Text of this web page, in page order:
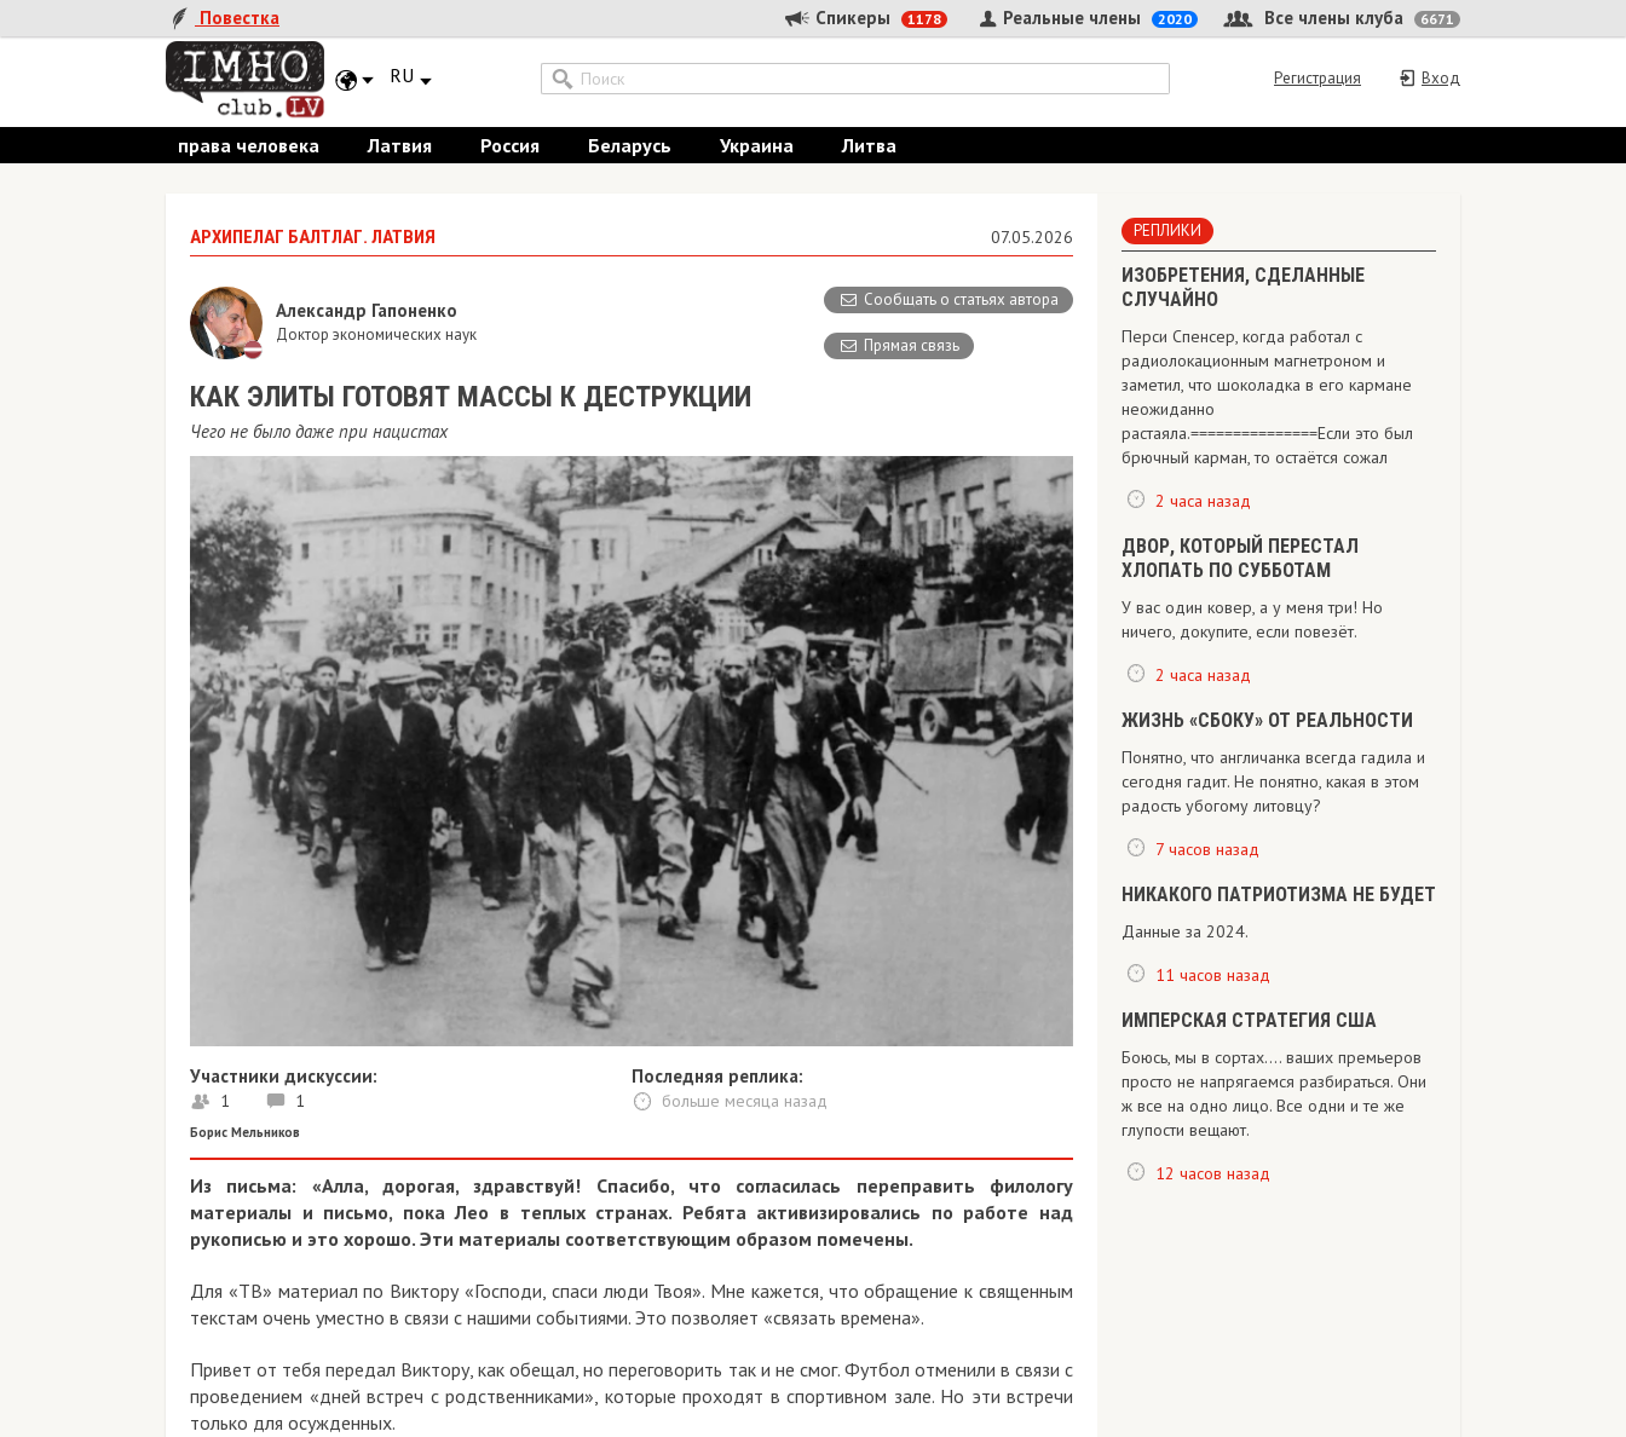
Повестка Спикеры 1178 Все члены клуба 6671
Реальные члены 2020
RU Вход
Регистрация
права человека Латвия Россия Беларусь Украина Литва
АРХИПЕЛАГ БАЛТЛАГ. ЛАТВИЯ 07.05.2026
Сообщать о статьях автора
Прямая связь
Александр Гапоненко
Доктор экономических наук
КАК ЭЛИТЫ ГОТОВЯТ МАССЫ К ДЕСТРУКЦИИ
Чего не было даже при нацистах
Участники дискуссии:
1 1
Последняя реплика:
больше месяца назад
Борис Мельников
Из письма: «Алла, дорогая, здравствуй! Спасибо, что согласилась переправить филологу
материалы и письмо, пока Лео в теплых странах. Ребята активизировались по работе над
рукописью и это хорошо. Эти материалы соответствующим образом помечены.
Для «ТВ» материал по Виктору «Господи, спаси люди Твоя». Мне кажется, что обращение к священным
текстам очень уместно в связи с нашими событиями. Это позволяет «связать времена».
Привет от тебя передал Виктору, как обещал, но переговорить так и не смог. Футбол отменили в связи с
проведением «дней встреч с родственниками», которые проходят в спортивном зале. Но эти встречи
только для осужденных.
РЕПЛИКИ
ИЗОБРЕТЕНИЯ, СДЕЛАННЫЕ
СЛУЧАЙНО
Перси Спенсер, когда работал с
радиолокационным магнетроном и
заметил, что шоколадка в его кармане
неожиданно
растаяла.===============Если это был
брючный карман, то остаётся сожал
2 часа назад
ДВОР, КОТОРЫЙ ПЕРЕСТАЛ
ХЛОПАТЬ ПО СУББОТАМ
У вас один ковер, а у меня три! Но
ничего, докупите, если повезёт.
2 часа назад
ЖИЗНЬ «СБОКУ» ОТ РЕАЛЬНОСТИ
Понятно, что англичанка всегда гадила и
сегодня гадит. Не понятно, какая в этом
радость убогому литовцу?
7 часов назад
НИКАКОГО ПАТРИОТИЗМА НЕ БУДЕТ
Данные за 2024.
11 часов назад
ИМПЕРСКАЯ СТРАТЕГИЯ США
Боюсь, мы в сортах.... ваших премьеров
просто не напрягаемся разбираться. Они
ж все на одно лицо. Все одни и те же
глупости вещают.
12 часов назад